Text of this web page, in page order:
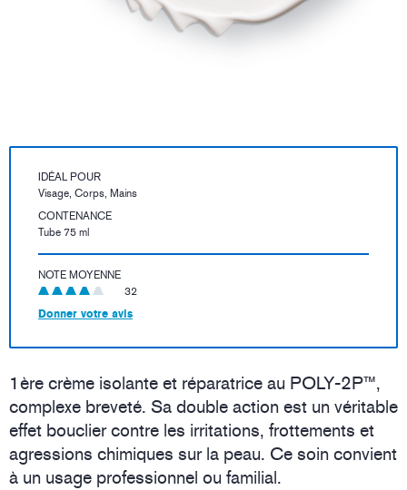
IDÉAL POUR
Visage, Corps, Mains
CONTENANCE
Tube 75 ml
NOTE MOYENNE
32
Donner votre avis
1ère crème isolante et réparatrice au POLY-2P™,
complexe breveté. Sa double action est un véritable
effet bouclier contre les irritations, frottements et
agressions chimiques sur la peau. Ce soin convient
à un usage professionnel ou familial.